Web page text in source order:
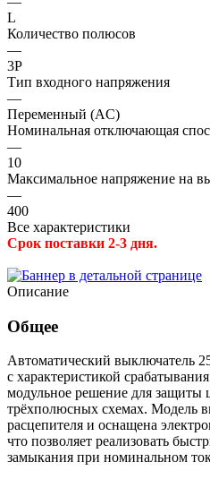
L
Количество полюсов
—
3P
Тип входного напряжения
—
Переменный (AC)
Номинальная отключающая
—
10
Максимальное напряжение на
—
400
Все характеристики
Срок поставки 2-3 дня.
Описание
Общее
Автоматический выключатель
с характеристикой
модульное решение для защиты
трёхполюсных схемах. Модель
расцепителя и оснащена
что позволяет реализовать
замыкания при номинальном